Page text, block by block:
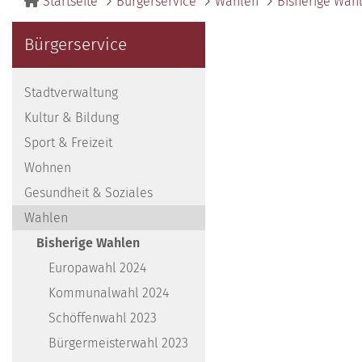
Bürgerservice
Stadtverwaltung
Kultur & Bildung
Sport & Freizeit
Wohnen
Gesundheit & Soziales
Wahlen
Bisherige Wahlen
Europawahl 2024
Kommunalwahl 2024
Schöffenwahl 2023
Bürgermeisterwahl 2023